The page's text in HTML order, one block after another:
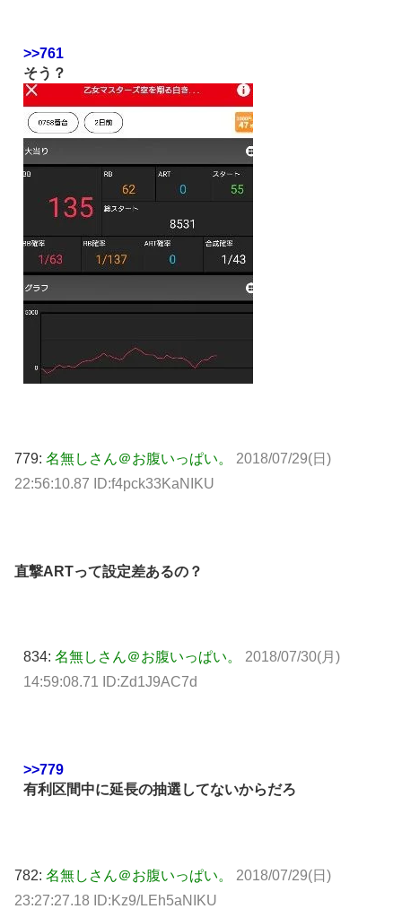
>>761
そう？
779: 名無しさん＠お腹いっぱい。
2018/07/29(日)
22:56:10.87 ID:f4pck33KaNIKU
直撃ARTって設定差あるの？
834: 名無しさん＠お腹いっぱい。
2018/07/30(月)
14:59:08.71 ID:Zd1J9AC7d
>>779
有利区間中に延長の抽選してないからだろ
782: 名無しさん＠お腹いっぱい。
2018/07/29(日)
23:27:27.18 ID:Kz9/LEh5aNIKU